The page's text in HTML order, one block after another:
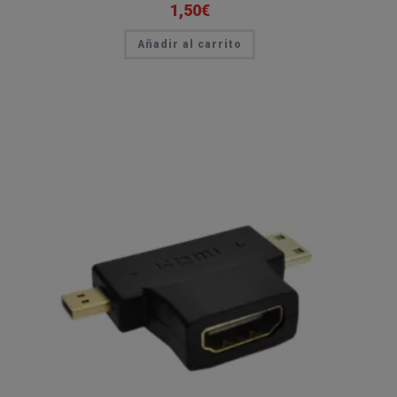
1,50€
Añadir al carrito